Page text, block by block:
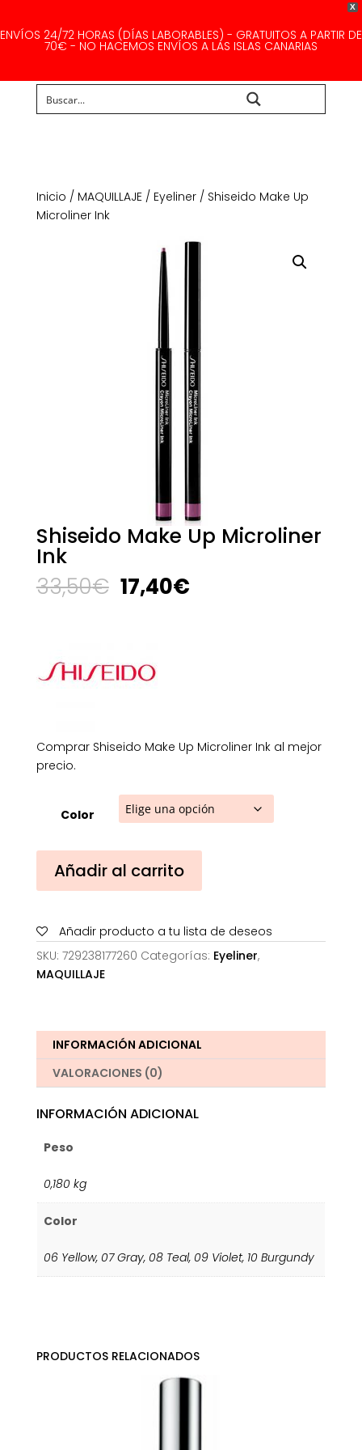
X
ENVÍOS 24/72 HORAS (DÍAS LABORABLES) - GRATUITOS A PARTIR DE
70€ - NO HACEMOS ENVÍOS A LAS ISLAS CANARIAS
Inicio / MAQUILLAJE/ Eyeliner/ Shiseido Make Up
Microliner Ink
Shiseido Make Up Microliner
Ink
33,50€ El
precio
33,50€.
17,40€El
Comprar Shiseido Make Up Microliner Ink al mejor
precio.
Color
Make
Up
Ink
cantidad
Añadir al carrito
Añadir producto a tu lista de deseos
SKU: 729238177260 Categorías: Eyeliner,
MAQUILLAJE
INFORMACIÓN ADICIONAL
VALORACIONES (0)
INFORMACIÓN ADICIONAL
Peso
0,180 kg
Color
06 Yellow, 07 Gray, 08 Teal, 09 Violet, 10 Burgundy
PRODUCTOS RELACIONADOS